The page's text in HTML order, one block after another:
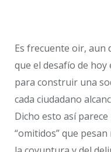
Es frecuente oir, aun
que el desafío de hoy
para construir una
cada ciudadano
Dicho esto así
“omitidos” que